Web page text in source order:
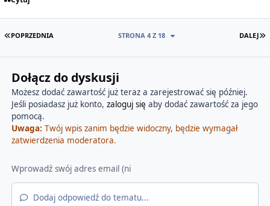
PIERWSZA STRONA
POPRZEDNIA DALEJ
STRONA 4 Z 18
Dołącz do dyskusji
Możesz dodać zawartość już teraz a zarejestrować się później.
Jeśli posiadasz już konto, zaloguj się aby dodać zawartość za jego
pomocą.
Uwaga: Twój wpis zanim będzie widoczny, będzie wymagał
zatwierdzenia moderatora.
Dodaj odpowiedź do tematu...